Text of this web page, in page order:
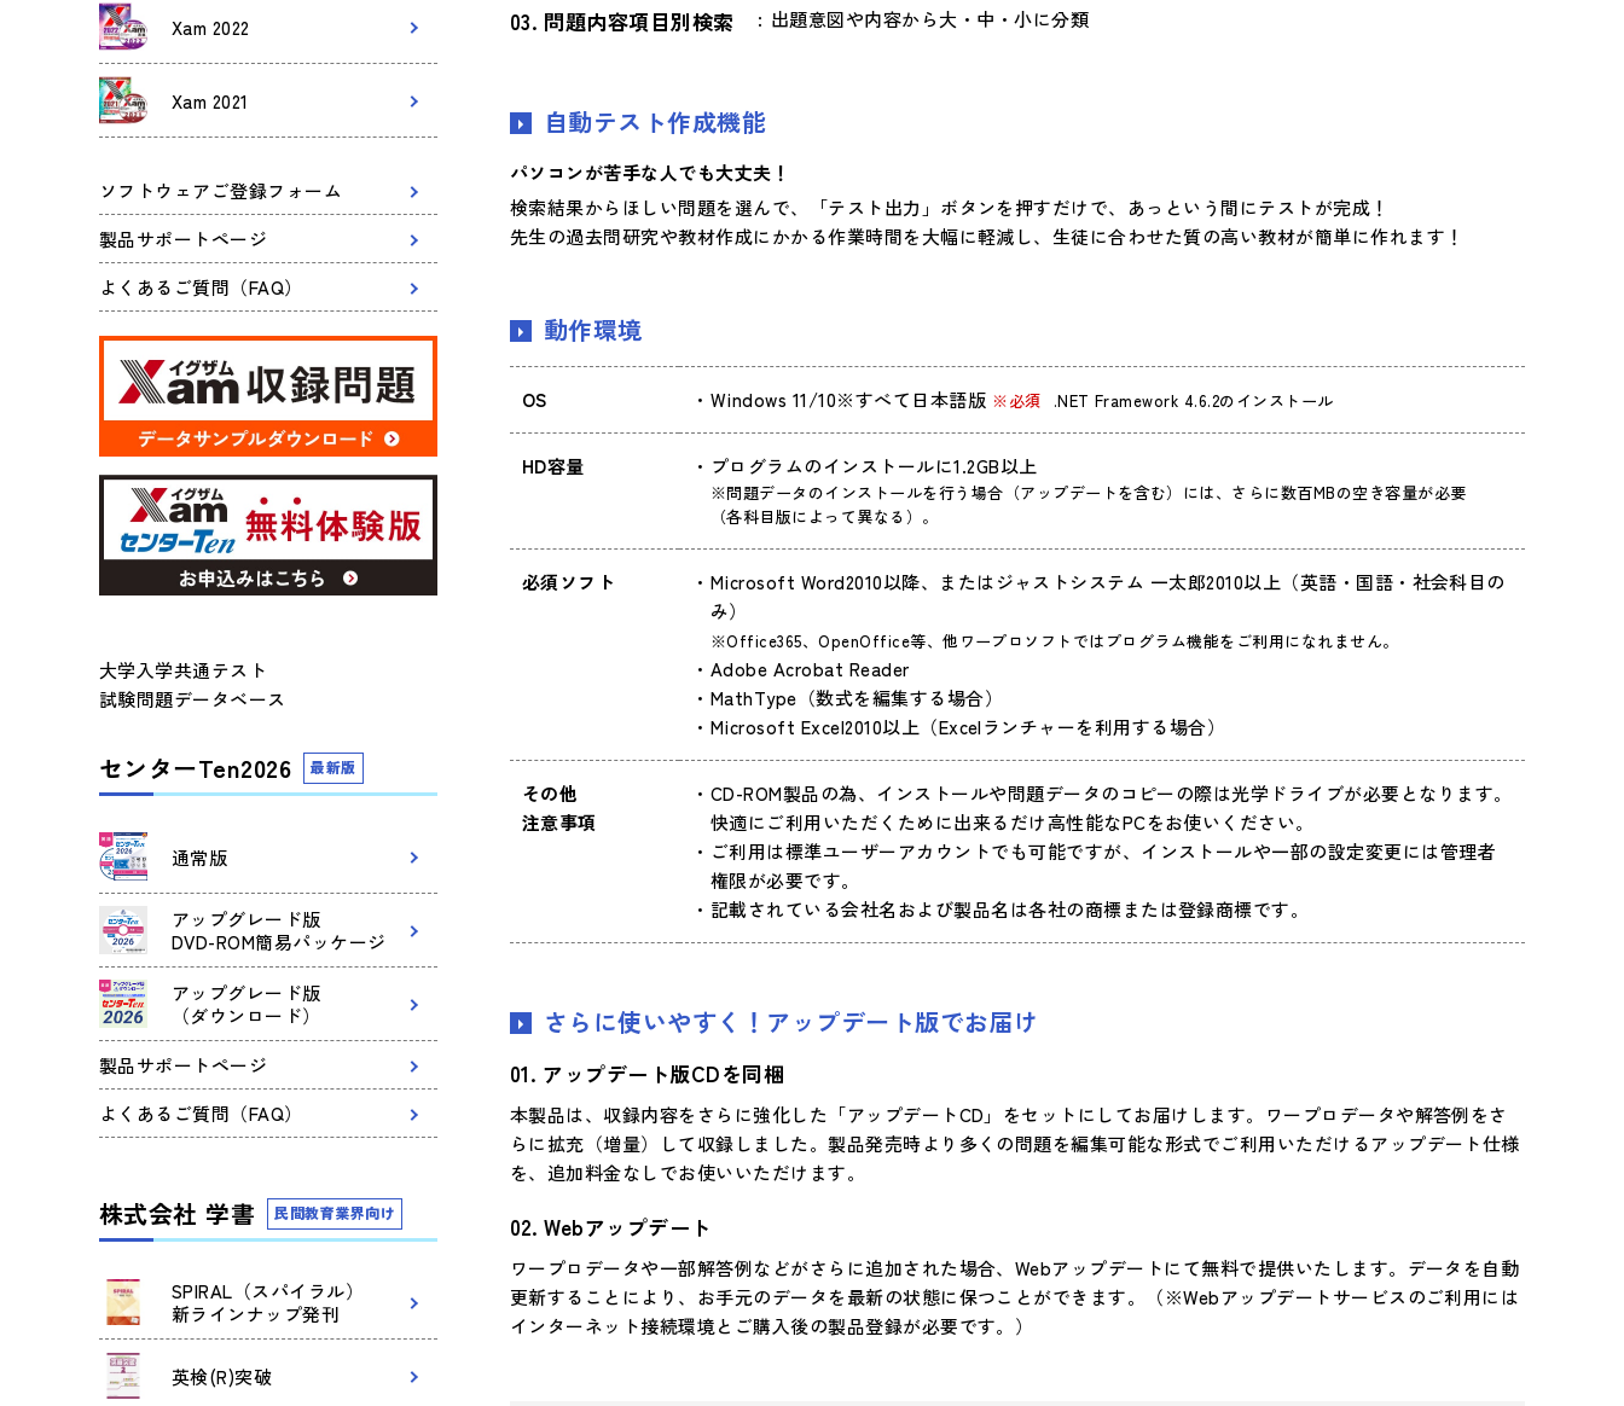
問題内容項目別検索 出題意図や内容から大・中・小に分類
自動テスト作成機能
パソコンが苦手な人でも大丈夫！
検索結果からほしい問題を選んで、「テスト出力」ボタンを押すだけで、あっという間にテストが完成！
先生の過去問研究や教材作成にかかる作業時間を大幅に軽減し、生徒に合わせた質の高い教材が簡単に作れます！
動作環境
OS Windows 11/10※すべて日本語版 ※必須 .NET Framework 4.6.2のインストール
HD容量 プログラムのインストールに1.2GB以上
※問題データのインストールを行う場合（アップデートを含む）には、さらに数百MBの空き容量が必要
（各科目版によって異なる）。
必須ソフト
Microsoft Word2010以降、またはジャストシステム 一太郎2010以上（英語・国語・社会科目の
み）
※Office365、OpenOffice等、他ワープロソフトではプログラム機能をご利用になれません。
Adobe Acrobat Reader
MathType（数式を編集する場合）
Microsoft Excel2010以上 （Excelランチャーを利用する場合）
その他
注意事項
CD-ROM製品の為、インストールや問題データのコピーの際は光学ドライブが必要となります。
快適にご利用いただくために出来るだけ高性能なPCをお使いください。
ご利用は標準ユーザーアカウントでも可能ですが、インストールや一部の設定変更には管理者
権限が必要です。
記載されている会社名および製品名は各社の商標または登録商標です。
さらに使いやすく！アップデート版でお届け
アップデート版CDを同梱
本製品は、収録内容をさらに強化した「アップデートCD」をセットにしてお届けします。ワープロデータや解答例をさ
らに拡充（増量）して収録しました。製品発売時より多くの問題を編集可能な形式でご利用いただけるアップデート仕様
を、追加料金なしでお使いいただけます。
Webアップデート
ワープロデータや一部解答例などがさらに追加された場合、Webアップデートにて無料で提供いたします。データを自動
更新することにより、お手元のデータを最新の状態に保つことができます。（※Webアップデートサービスのご利用には
インターネット接続環境とご購入後の製品登録が必要です。）
Xam 2022
Xam 2021
ソフトウェアご登録フォーム
製品サポートページ
よくあるご質問（FAQ）
大学入学共通テスト
試験問題データベース
センターTen2026 最新版
通常版
アップグレード版
DVD-ROM簡易パッケージ
アップグレード版
（ダウンロード）
製品サポートページ
よくあるご質問（FAQ）
株式会社 学書 民間教育業界向け
SPIRAL（スパイラル）
新ラインナップ発刊
英検(R)突破